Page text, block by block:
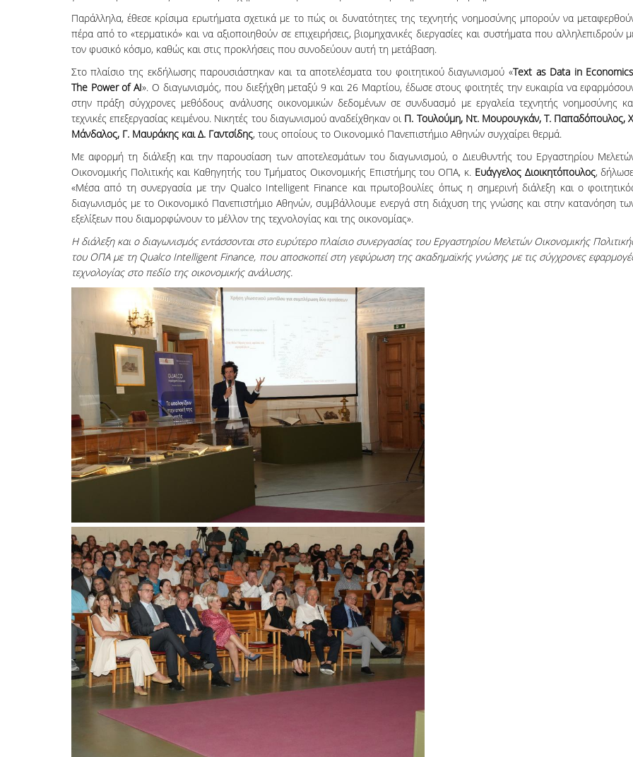
Παράλληλα, έθεσε κρίσιμα ερωτήματα σχετικά με το πώς οι δυνατότητες της τεχνητής νοημοσύνης μπορούν να
πέρα από το «τερματικό» και να αξιοποιηθούν σε επιχειρήσεις, βιομηχανικές διεργασίες και συστήματα που αλληλεπιδρούν
τον φυσικό κόσμο, καθώς και στις προκλήσεις που συνοδεύουν αυτή τη μετάβαση.
Στο πλαίσιο της εκδήλωσης παρουσιάστηκαν και τα αποτελέσματα του φοιτητικού διαγωνισμού «Text as Data in
The Power of AI». Ο διαγωνισμός, που διεξήχθη μεταξύ 9 και 26 Μαρτίου, έδωσε στους φοιτητές την ευκαιρία να
στην πράξη σύγχρονες μεθόδους ανάλυσης οικονομικών δεδομένων σε συνδυασμό με εργαλεία τεχνητής νοημοσύνης
τεχνικές επεξεργασίας κειμένου. Νικητές του διαγωνισμού αναδείχθηκαν οι Π. Τουλούμη, Ντ. Μουρουγκάν, Τ. Παπαδόπουλος,
Μάνδαλος, Γ. Μαυράκης και Δ. Γαντσίδης, τους οποίους το Οικονομικό Πανεπιστήμιο Αθηνών συγχαίρει θερμά.
Με αφορμή τη διάλεξη και την παρουσίαση των αποτελεσμάτων του διαγωνισμού, ο Διευθυντής του Εργαστηρίου
Οικονομικής Πολιτικής και Καθηγητής του Τμήματος Οικονομικής Επιστήμης του ΟΠΑ, κ. Ευάγγελος Διοικητόπουλος,
«Μέσα από τη συνεργασία με την Qualco Intelligent Finance και πρωτοβουλίες όπως η σημερινή διάλεξη και ο
διαγωνισμός με το Οικονομικό Πανεπιστήμιο Αθηνών, συμβάλλουμε ενεργά στη διάχυση της γνώσης και στην κατανόηση
εξελίξεων που διαμορφώνουν το μέλλον της τεχνολογίας και της οικονομίας».
Η διάλεξη και ο διαγωνισμός εντάσσονται στο ευρύτερο πλαίσιο συνεργασίας του Εργαστηρίου Μελετών Οικονομικής
του ΟΠΑ με τη Qualco Intelligent Finance, που αποσκοπεί στη γεφύρωση της ακαδημαϊκής γνώσης με τις σύγχρονες
τεχνολογίας στο πεδίο της οικονομικής ανάλυσης.